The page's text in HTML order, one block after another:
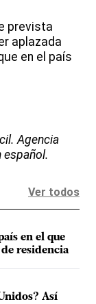
prevista
aplazada
en el país
Agencia
español.
Ver todos
en el que
residencia
Así